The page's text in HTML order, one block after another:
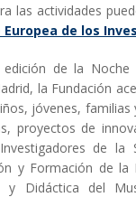
las actividades
Europea de los
edición de la Noche
la Fundación
jóvenes, familias
proyectos de
de la
y Formación de la
y Didáctica del